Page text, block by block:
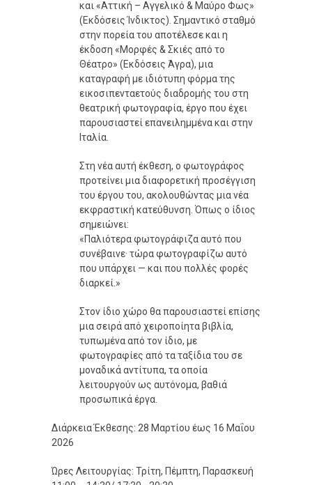
και «Αττική – Αγγελικό & Μαύρο Φως»
(Εκδόσεις Ίνδικτος). Σημαντικό σταθμό
στην πορεία του αποτέλεσε και η
έκδοση «Μορφές & Σκιές από το
Θέατρο» (Εκδόσεις Άγρα), μια
καταγραφή με ιδιότυπη φόρμα της
εικοσιπενταετούς διαδρομής του στη
θεατρική φωτογραφία, έργο που έχει
παρουσιαστεί επανειλημμένα και στην
Ιταλία.
Στη νέα αυτή έκθεση, ο φωτογράφος
προτείνει μια διαφορετική προσέγγιση
του έργου του, ακολουθώντας μια νέα
εκφραστική κατεύθυνση. Όπως ο ίδιος
σημειώνει:
«Παλιότερα φωτογράφιζα αυτό που
συνέβαινε· τώρα φωτογραφίζω αυτό
που υπάρχει — και που πολλές φορές
διαρκεί.»
Στον ίδιο χώρο θα παρουσιαστεί επίσης
μια σειρά από χειροποίητα βιβλία,
τυπωμένα από τον ίδιο, με
φωτογραφίες από τα ταξίδια του σε
μοναδικά αντίτυπα, τα οποία
λειτουργούν ως αυτόνομα, βαθιά
προσωπικά έργα.
Διάρκεια Έκθεσης: 28 Μαρτίου έως 16 Μαΐου
2026
Ώρες Λειτουργίας: Τρίτη, Πέμπτη, Παρασκευή